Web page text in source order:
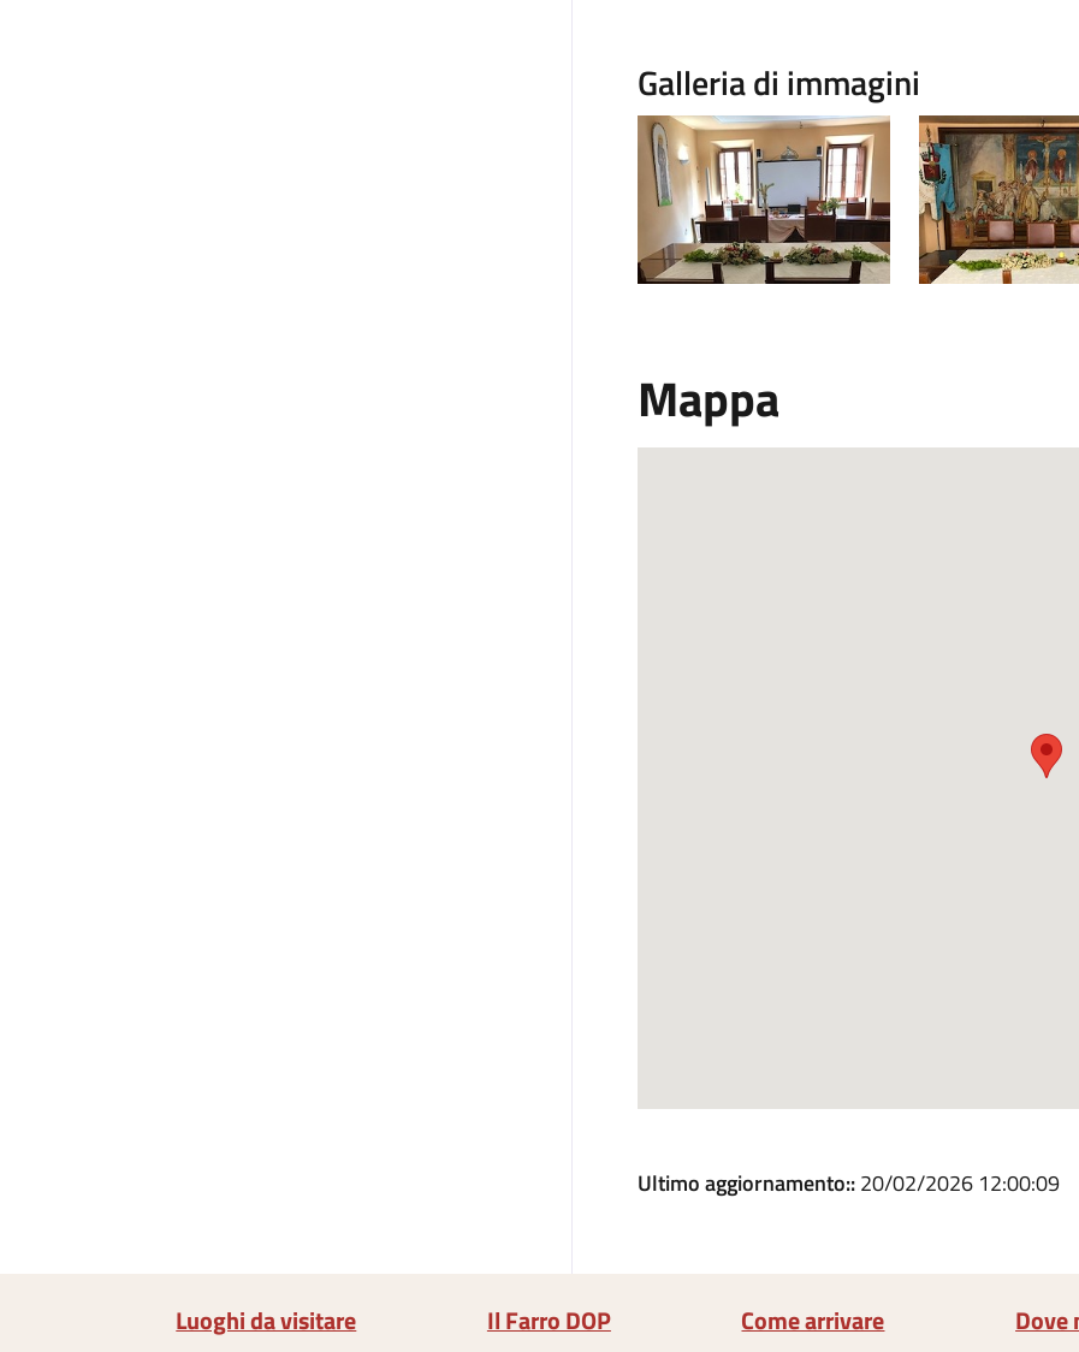
Galleria di immagini
Mappa
Ultimo aggiornamento::20/02/2026 12:00:09
Luoghi da visitare Il Farro DOP Come arrivare Dove